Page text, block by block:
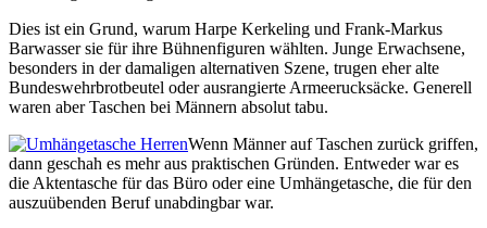
Dies ist ein Grund, warum Harpe Kerkeling und Frank-Markus
Barwasser sie für ihre Bühnenfiguren wählten. Junge Erwachsene,
besonders in der damaligen alternativen Szene, trugen eher alte
Bundeswehrbrotbeutel oder ausrangierte Armeerucksäcke. Generell
waren aber Taschen bei Männern absolut tabu.
Wenn Männer auf Taschen zurück griffen,
dann geschah es mehr aus praktischen Gründen. Entweder war es
die Aktentasche für das Büro oder eine Umhängetasche, die für den
auszuübenden Beruf unabdingbar war.